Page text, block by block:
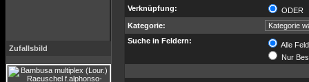
Zufallsbild
Verknüpfung:
ODER
Kategorie:
Suche in Feldern:
Alle
Nur